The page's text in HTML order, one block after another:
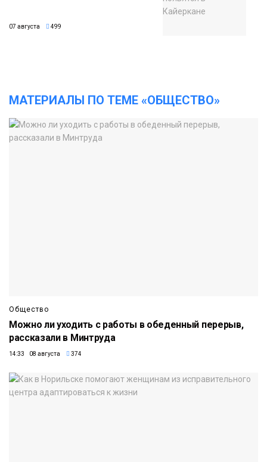
07 августа 499
МАТЕРИАЛЫ ПО ТЕМЕ «ОБЩЕСТВО»
Общество
Можно ли уходить с работы в обеденный перерыв,
рассказали в Минтруда
14:33 08 августа 374